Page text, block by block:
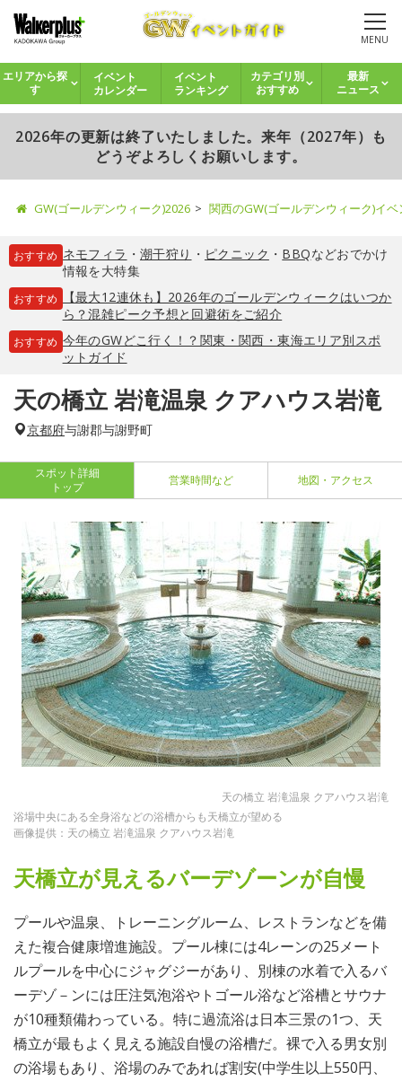
MENU
エリアから探
す
イベント
カレンダー
イベント
ランキング
カテゴリ別
おすすめ
最新
ニュース
2026年の更新は終了いたしました。来年（2027年）も
どうぞよろしくお願いします。
GW(ゴールデンウィーク)2026 関西のGW(ゴールデンウィーク)イ
おすすめ ネモフィラ ・ 潮干狩り ・ ピクニック ・ BBQなどおでかけ
情報を大特集
おすすめ
【最大12連休も】2026年のゴールデンウィークはいつか
ら？混雑ピーク予想と回避術をご紹介
おすすめ 今年のGWどこ行く！？関東・関西・東海エリア別スポ
ットガイド
天の橋立 岩滝温泉 クアハウス岩滝
京都府与謝郡与謝野町
スポット詳細
トップ
営業時間など 地図・アクセス
天の橋立 岩滝温泉 クアハウス岩滝
浴場中央にある全身浴などの浴槽からも天橋立が望める
画像提供：天の橋立 岩滝温泉 クアハウス岩滝
天橋立が見えるバーデゾーンが自慢
プールや温泉、トレーニングルーム、レストランなどを備
えた複合健康増進施設。プール棟には4レーンの25メート
ルプールを中心にジャグジーがあり、別棟の水着で入るバ
ーデゾ－ンには圧注気泡浴やトゴール浴など浴槽とサウナ
が10種類備わっている。特に過流浴は日本三景の1つ、天
橋立が最もよく見える施設自慢の浴槽だ。裸で入る男女別
の浴場もあり、浴場のみであれば割安(中学生以上550円、